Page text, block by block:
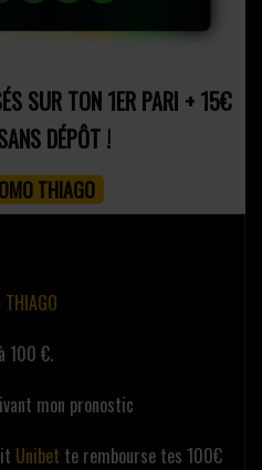
SUR TON 1ER PARI + 15€
DÉPÔT !
THIAGO
THIAGO
100 €.
mon pronostic
Unibet te rembourse tes 100€